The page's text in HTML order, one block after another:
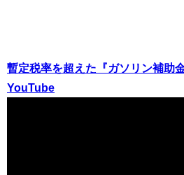
暫定税率を超えた『ガソリン補助
YouTube